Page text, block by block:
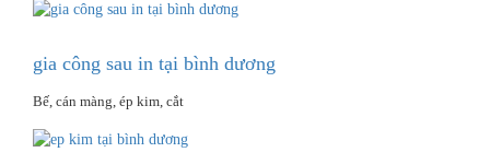
gia công sau in tại bình dương
Bế, cán màng, ép kim, cắt